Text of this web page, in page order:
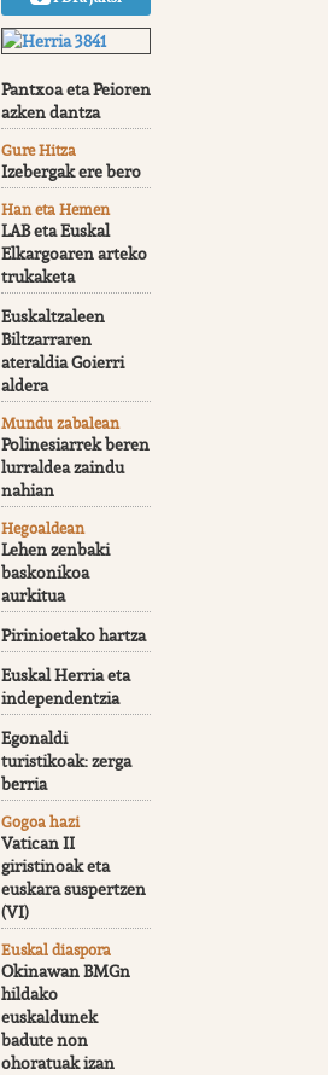
Pantxoa eta Peioren
azken dantza
Gure Hitza
Izebergak ere bero
Han eta Hemen
LAB eta Euskal
Elkargoaren arteko
trukaketa
Euskaltzaleen
Biltzarraren
ateraldia Goierri
aldera
Mundu zabalean
Polinesiarrek beren
lurraldea zaindu
nahian
Hegoaldean
Lehen zenbaki
baskonikoa
aurkitua
Pirinioetako hartza
Euskal Herria eta
independentzia
Egonaldi
turistikoak: zerga
berria
Gogoa hazi
Vatican II
giristinoak eta
euskara suspertzen
(VI)
Euskal diaspora
Okinawan BMGn
hildako
euskaldunek
badute non
ohoratuak izan